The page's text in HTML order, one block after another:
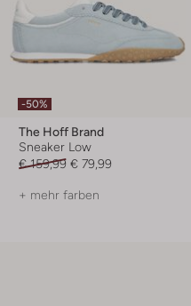
-50%
The Hoff Brand
Sneaker Low
€ 159,99 € 79,99
+ mehr farben